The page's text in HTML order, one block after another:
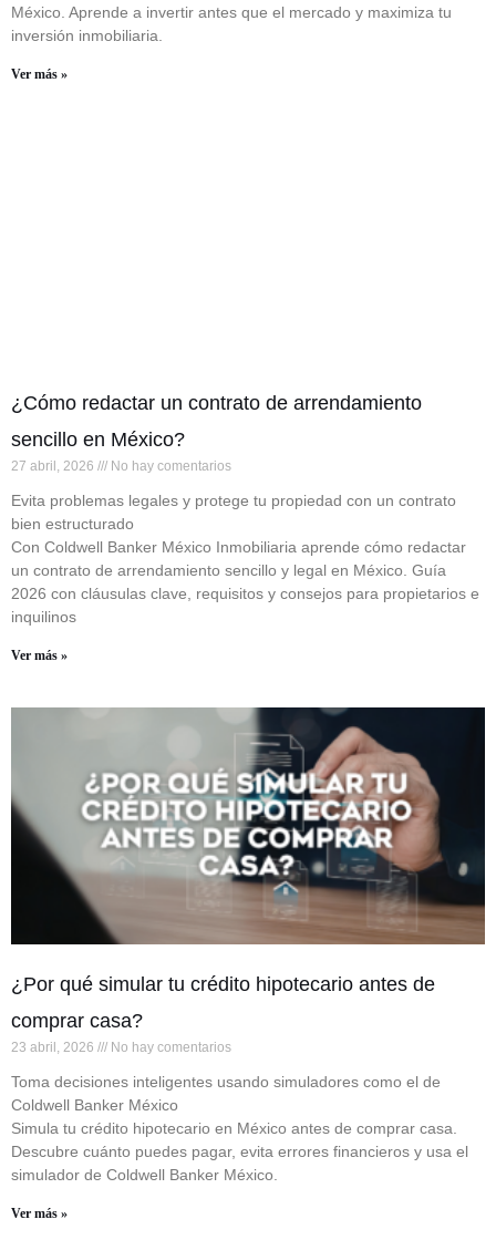
México. Aprende a invertir antes que el mercado y maximiza tu
inversión inmobiliaria.
Ver más »
¿Cómo redactar un contrato de arrendamiento
sencillo en México?
27 abril, 2026 No hay comentarios
Evita problemas legales y protege tu propiedad con un contrato
bien estructurado
Con Coldwell Banker México Inmobiliaria aprende cómo redactar
un contrato de arrendamiento sencillo y legal en México. Guía
2026 con cláusulas clave, requisitos y consejos para propietarios e
inquilinos
Ver más »
¿Por qué simular tu crédito hipotecario antes de
comprar casa?
23 abril, 2026 No hay comentarios
Toma decisiones inteligentes usando simuladores como el de
Coldwell Banker México
Simula tu crédito hipotecario en México antes de comprar casa.
Descubre cuánto puedes pagar, evita errores financieros y usa el
simulador de Coldwell Banker México.
Ver más »